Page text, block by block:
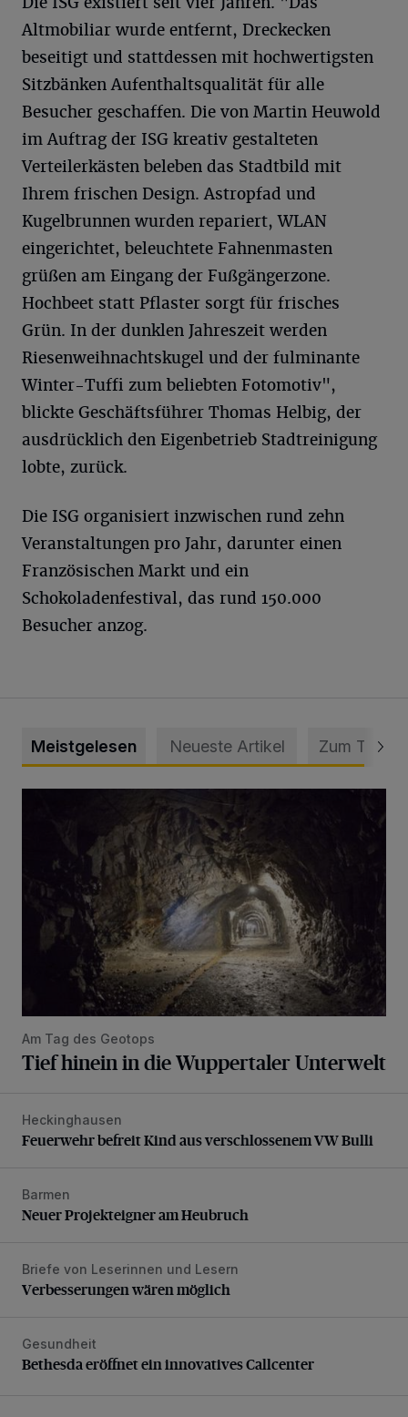
Altmobiliar wurde entfernt, Dreckecken
beseitigt und stattdessen mit hochwertigsten
Sitzbänken Aufenthaltsqualität für alle
Besucher geschaffen. Die von Martin Heuwold
im Auftrag der ISG kreativ gestalteten
Verteilerkästen beleben das Stadtbild mit
Ihrem frischen Design. Astropfad und
Kugelbrunnen wurden repariert, WLAN
eingerichtet, beleuchtete Fahnenmasten
grüßen am Eingang der Fußgängerzone.
Hochbeet statt Pflaster sorgt für frisches
Grün. In der dunklen Jahreszeit werden
Riesenweihnachtskugel und der fulminante
Winter-Tuffi zum beliebten Fotomotiv",
blickte Geschäftsführer Thomas Helbig, der
ausdrücklich den Eigenbetrieb Stadtreinigung
lobte, zurück.
Die ISG organisiert inzwischen rund zehn
Veranstaltungen pro Jahr, darunter einen
Französischen Markt und ein
Schokoladenfestival, das rund 150.000
Besucher anzog.
Meistgelesen Neueste Artikel Zum Thema
Am Tag des Geotops
Tief hinein in die Wuppertaler Unterwelt
Feuerwehr befreit Kind aus verschlossenem VW Bulli
Heckinghausen
Feuerwehr befreit Kind aus verschlossenem VW Bulli
Neuer Projekteigner am Heubruch
Barmen
Neuer Projekteigner am Heubruch
Verbesserungen wären möglich
Briefe von Leserinnen und Lesern
Verbesserungen wären möglich
Bethesda eröffnet ein innovatives Callcenter
Gesundheit
Bethesda eröffnet ein innovatives Callcenter